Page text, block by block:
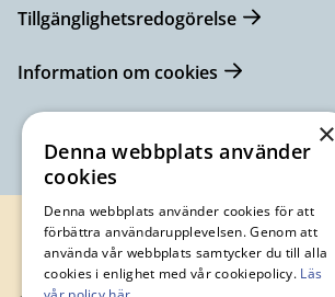
Tillgänglighetsredogörelse
Information om cookies
×
Denna webbplats använder
cookies
Denna webbplats använder cookies för att
förbättra användarupplevelsen. Genom att
använda vår webbplats samtycker du till alla
cookies i enlighet med vår cookiepolicy. Läs